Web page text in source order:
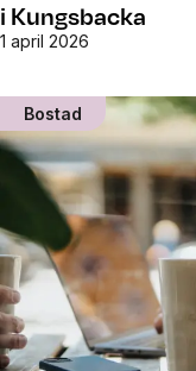
i Kungsbacka
1 april 2026
Bostad